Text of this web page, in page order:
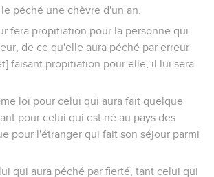
péché une chèvre d'un an.
fera propitiation pour la personne qui
de ce qu'elle aura péché par erreur
faisant propitiation pour elle, il lui sera
loi pour celui qui aura fait quelque
pour celui qui est né au pays des
pour l'étranger qui fait son séjour parmi
qui aura péché par fierté, tant celui qui